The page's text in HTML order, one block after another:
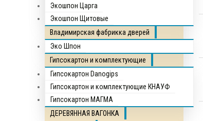
Экошпон Царга
Экошпон Щитовые
Владимирская фабрикка дверей
Эко Шпон
Гипсокартон и комплектующие
Гипсокартон Danogips
Гипсокартон и комплектующие КНАУФ
Гипсокартон МАГМА
ДЕРЕВЯННАЯ ВАГОНКА